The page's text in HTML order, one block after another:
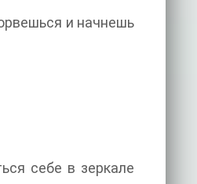
и начнешь
себе в зеркале